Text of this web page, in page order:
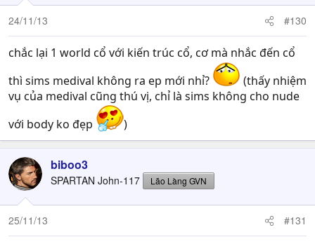
24/11/13 #130
chắc lại 1 world cổ với kiến trúc cổ, cơ mà nhắc đến cổ
thì sims medival không ra ep mới nhỉ?
(thấy nhiệm
vụ của medival cũng thú vị, chỉ là sims không cho nude
với body ko đẹp
)
biboo3
SPARTAN John-117 Lão Làng GVN
25/11/13 #131